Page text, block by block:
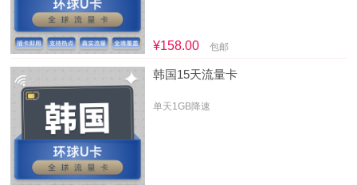
¥158.00 包邮
韩国15天流量卡
单天1GB降速